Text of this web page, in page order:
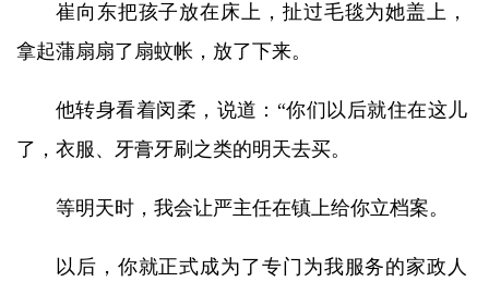
崔向东把孩子放在床上，扯过毛毯为她盖上，
拿起蒲扇扇了扇蚊帐，放了下来。
他转身看着闵柔，说道：“你们以后就住在这儿
了，衣服、牙膏牙刷之类的明天去买。
等明天时，我会让严主任在镇上给你立档案。
以后，你就正式成为了专门为我服务的家政人